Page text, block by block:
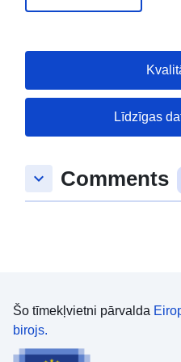
Līdzīgas
keyboard_arrow_down Comments
Šo tīmekļvietni pārvalda
birojs.